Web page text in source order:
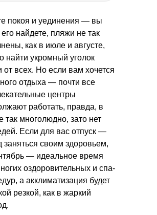
покоя и уединения — вы
его найдете, пляжи не так
как в июле и августе,
найти укромный уголок
от всех. Но если вам хочется
отдыха — почти все
центры
работать, правда, в
так многолюдно, зато нет
Если для вас отпуск —
заняться своим здоровьем,
— идеальное время
оздоровительных и спа-
а акклиматизация будет
резкой, как в жаркий